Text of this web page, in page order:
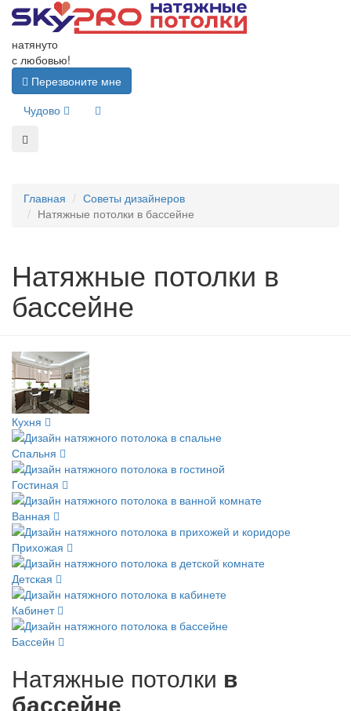
натянуто
с любовью!
Перезвоните мне
Чудово
Главная
Советы дизайнеров
Натяжные потолки в бассейне
Натяжные потолки в
бассейне
Кухня
Спальня
Гостиная
Ванная
Прихожая
Детская
Кабинет
Бассейн
Натяжные потолки в
бассейне